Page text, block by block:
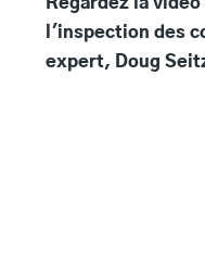
l'inspection des
expert, Doug